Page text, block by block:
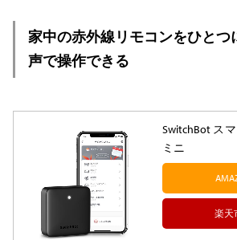
家中の赤外線リモコンをひとつ
声で操作できる
SwitchBot ス
ミニ
楽天